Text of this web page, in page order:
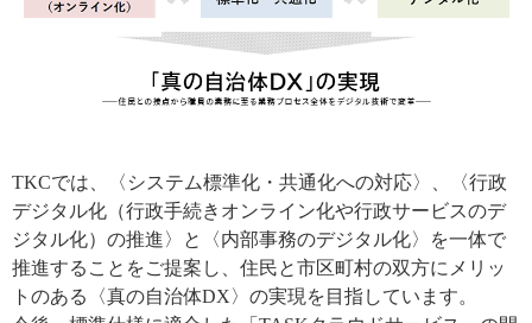
TKCでは、〈システム標準化・共通化への対応〉、〈行政
デジタル化（行政手続きオンライン化や行政サービスのデ
ジタル化）の推進〉と〈内部事務のデジタル化〉を一体で
推進することをご提案し、住民と市区町村の双方にメリッ
トのある〈真の自治体DX〉の実現を目指しています。